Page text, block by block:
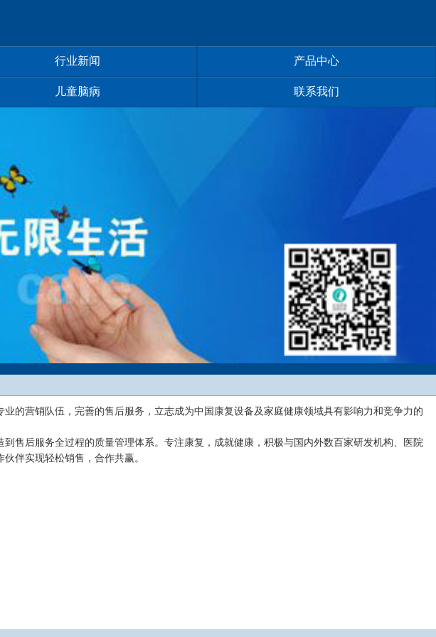
行业新闻 产品中心
儿童脑病 联系我们
营销队伍，完善的售后服务，立志成为中国康复设备及家庭健康领域具有影响力和竞争力的
后服务全过程的质量管理体系。专注康复，成就健康，积极与国内外数百家研发机构、医院
伴实现轻松销售，合作共赢。